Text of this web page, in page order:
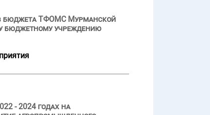
бюджета ТФОМС Мурманской
бюджетному учреждению
- 2024 годах на